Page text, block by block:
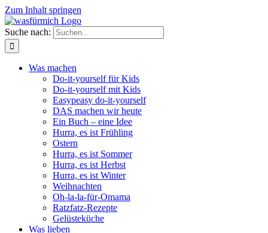
Zum Inhalt springen
Suche nach:
Was machen
Do-it-yourself für Kids
Do-it-yourself mit Kids
Easypeasy do-it-yourself
DAS machen wir heute
Ein Buch – eine Idee
Hurra, es ist Frühling
Ostern
Hurra, es ist Sommer
Hurra, es ist Herbst
Hurra, es ist Winter
Weihnachten
Oh-la-la-für-Omama
Ratzfatz-Rezepte
Gelüsteküche
Was lieben